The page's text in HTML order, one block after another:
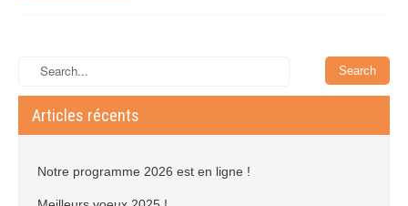
Articles récents
Notre programme 2026 est en ligne !